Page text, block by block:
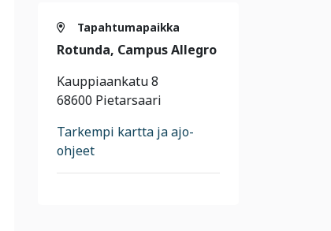
Tapahtumapaikka
Rotunda, Campus Allegro
Kauppiaankatu 8
68600 Pietarsaari
Tarkempi kartta ja ajo-
ohjeet